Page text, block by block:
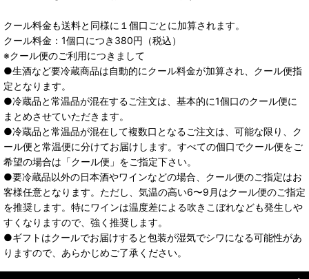
クール料金も送料と同様に１個口ごとに加算されます。
クール料金：1個口につき380円（税込）
※クール便のご利用につきまして
●生酒など要冷蔵商品は自動的にクール料金が加算され、クール便指
定となります。
●冷蔵品と常温品が混在するご注文は、基本的に1個口のクール便に
まとめさせていただきます。
●冷蔵品と常温品が混在して複数口となるご注文は、可能な限り、ク
ール便と常温便に分けてお届けします。すべての個口でクール便をご
希望の場合は「クール便」をご指定下さい。
●要冷蔵品以外の日本酒やワインなどの場合、クール便のご指定はお
客様任意となります。ただし、気温の高い6〜9月はクール便のご指定
を推奨します。特にワインは温度差による吹きこぼれなども発生しや
すくなりますので、強く推奨します。
●ギフトはクールでお届けすると包装が湿気でシワになる可能性があ
りますので、あらかじめご了承ください。